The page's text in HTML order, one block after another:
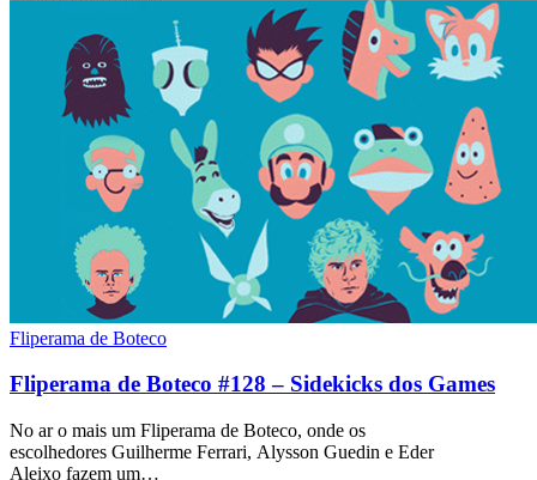
Fliperama de Boteco
Fliperama de Boteco #128 – Sidekicks dos Games
No ar o mais um Fliperama de Boteco, onde os
escolhedores Guilherme Ferrari, Alysson Guedin e Eder
Aleixo fazem um…